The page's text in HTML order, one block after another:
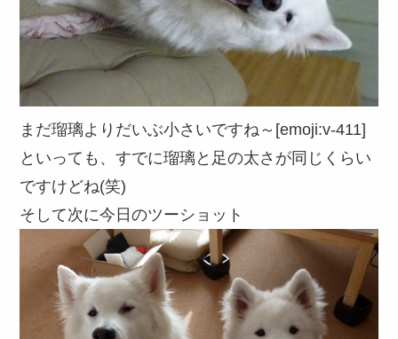
まだ瑠璃よりだいぶ小さいですね～[emoji:v-411]
といっても、すでに瑠璃と足の太さが同じくらい
ですけどね(笑)
そして次に今日のツーショット